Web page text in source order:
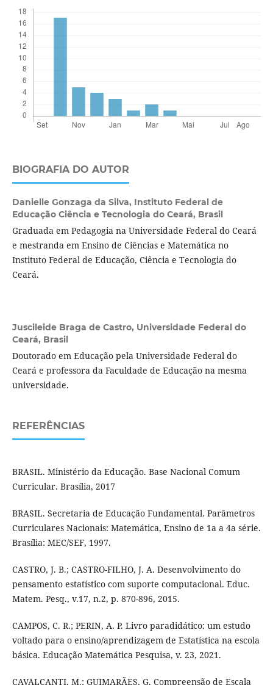
BIOGRAFIA DO AUTOR
Danielle Gonzaga da Silva, Instituto Federal de
Educação Ciência e Tecnologia do Ceará, Brasil
Graduada em Pedagogia na Universidade Federal do Ceará
e mestranda em Ensino de Ciências e Matemática no
Instituto Federal de Educação, Ciência e Tecnologia do
Ceará.
Juscileide Braga de Castro, Universidade Federal do
Ceará, Brasil
Doutorado em Educação pela Universidade Federal do
Ceará e professora da Faculdade de Educação na mesma
universidade.
REFERÊNCIAS
BRASIL. Ministério da Educação. Base Nacional Comum
Curricular. Brasília, 2017
BRASIL. Secretaria de Educação Fundamental. Parâmetros
Curriculares Nacionais: Matemática, Ensino de 1a a 4a série.
Brasília: MEC/SEF, 1997.
CASTRO, J. B.; CASTRO-FILHO, J. A. Desenvolvimento do
pensamento estatístico com suporte computacional. Educ.
Matem. Pesq., v.17, n.2, p. 870-896, 2015.
CAMPOS, C. R.; PERIN, A. P. Livro paradidático: um estudo
voltado para o ensino/aprendizagem de Estatística na escola
básica. Educação Matemática Pesquisa, v. 23, 2021.
CAVALCANTI, M.; GUIMARÃES, G. Compreensão de Escala